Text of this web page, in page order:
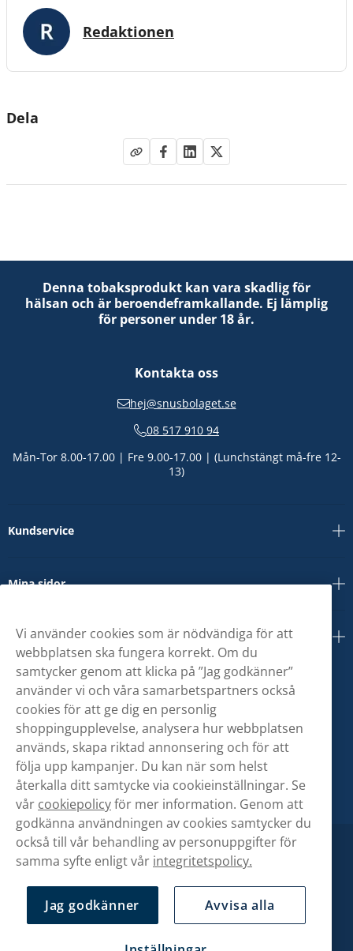
Redaktionen
Dela
Denna tobaksprodukt kan vara skadlig för
hälsan och är beroendeframkallande. Ej lämplig
för personer under 18 år.
Kontakta oss
hej@snusbolaget.se
08 517 910 94
Mån-Tor 8.00-17.00 | Fre 9.00-17.00 | (Lunchstängt må-fre 12-
13)
Kundservice
Mina sidor
Om oss
Vi använder cookies som är nödvändiga för att
webbplatsen ska fungera korrekt. Om du
samtycker genom att klicka på ”Jag godkänner”
använder vi och våra samarbetspartners också
cookies för att ge dig en personlig
shoppingupplevelse, analysera hur webbplatsen
används, skapa riktad annonsering och för att
följa upp kampanjer. Du kan när som helst
återkalla ditt samtycke via cookieinställningar. Se
vår cookiepolicyför mer information. Genom att
godkänna användningen av cookies samtycker du
också till vår behandling av personuppgifter för
samma syfte enligt vår integritetspolicy.
Jag godkänner Avvisa alla